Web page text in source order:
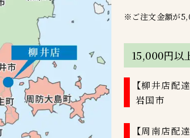
※ご注文金額が
15,000円以
【柳井店配
岩国市
【周南店配